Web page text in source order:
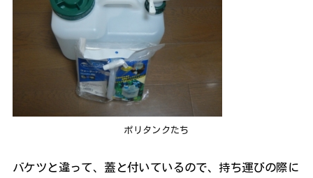
ポリタンクたち
バケツと違って、蓋と付いているので、持ち運びの際に